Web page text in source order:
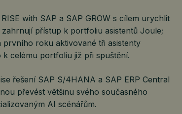
with SAP a SAP GROW s cílem urychlit
přístup k portfoliu asistentů Joule;
prvního roku aktivované tři asistenty
celému portfoliu již při spuštění.
řešení SAP S/4HANA a SAP ERP Central
převést většinu svého současného
AI scénářům.